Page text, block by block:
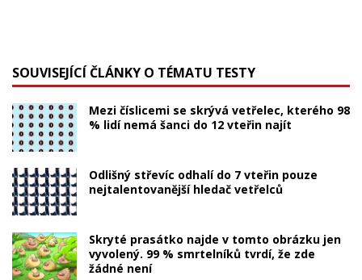
SOUVISEJÍCÍ ČLÁNKY O TÉMATU TESTY
Mezi číslicemi se skrývá vetřelec, kterého 98
% lidí nemá šanci do 12 vteřin najít
Odlišný střevíc odhalí do 7 vteřin pouze
nejtalentovanější hledač vetřelců
Skryté prasátko najde v tomto obrázku jen
vyvolený. 99 % smrtelníků tvrdí, že zde
žádné není